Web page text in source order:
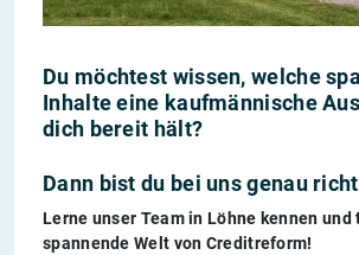
Du möchtest wissen, welche
Inhalte eine kaufmännische
dich bereit hält?
Dann bist du bei uns genau
Lerne unser Team in Löhne kennen
spannende Welt von Creditreform!